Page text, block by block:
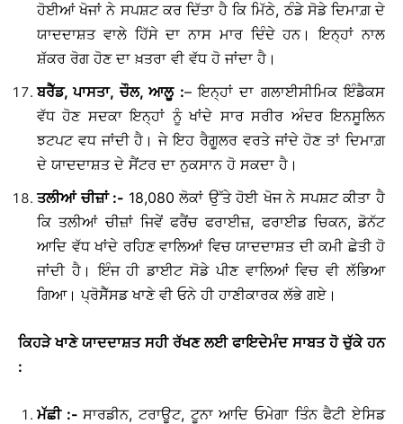
ਹੋਈਆਂ ਖੋਜਾਂ ਨੇ ਸਪਸ਼ਟ ਕਰ ਦਿੱਤਾ ਹੈ ਕਿ ਮਿੱਠੇ, ਠੰਡੇ ਸੋਡੇ ਦਿਮਾਗ਼ ਦੇ
ਯਾਦਦਾਸ਼ਤ ਵਾਲੇ ਹਿੱਸੇ ਦਾ ਨਾਸ ਮਾਰ ਦਿੰਦੇ ਹਨ। ਇਨ੍ਹਾਂ ਨਾਲ
ਸ਼ੱਕਰ ਰੋਗ ਹੋਣ ਦਾ ਖ਼ਤਰਾ ਵੀ ਵੱਧ ਹੋ ਜਾਂਦਾ ਹੈ।
ਬਰੈੱਡ,ਪਾਸਤਾ, ਚੌਲ,ਆਲੂ:– ਇਨ੍ਹਾਂ ਦਾ ਗਲਾਈਸੀਮਿਕ ਇੰਡੈਕਸ
ਵੱਧ ਹੋਣ ਸਦਕਾ ਇਨ੍ਹਾਂ ਨੂੰ ਖਾਂਦੇ ਸਾਰ ਸਰੀਰ ਅੰਦਰ ਇਨਸੂਲਿਨ
ਝਟਪਟ ਵਧ ਜਾਂਦੀ ਹੈ। ਜੇ ਇਹ ਰੈਗੂਲਰ ਵਰਤੇ ਜਾਂਦੇ ਹੋਣ ਤਾਂ ਦਿਮਾਗ਼
ਦੇ ਯਾਦਦਾਸ਼ਤ ਦੇ ਸੈਂਟਰ ਦਾ ਨੁਕਸਾਨ ਹੋ ਸਕਦਾ ਹੈ।
ਤਲੀਆਂ ਚੀਜ਼ਾਂ:- 18,080 ਲੋਕਾਂ ਉੱਤੇ ਹੋਈ ਖੋਜ ਨੇ ਸਪਸ਼ਟ ਕੀਤਾ ਹੈ
ਕਿ ਤਲੀਆਂ ਚੀਜ਼ਾਂ ਜਿਵੇਂ ਫਰੈਂਚ ਫਰਾਈਜ਼, ਫਰਾਈਡ ਚਿਕਨ, ਡੋਨੱਟ
ਆਦਿ ਵੱਧ ਖਾਂਦੇ ਰਹਿਣ ਵਾਲਿਆਂ ਵਿਚ ਯਾਦਦਾਸ਼ਤ ਦੀ ਕਮੀ ਛੇਤੀ ਹੋ
ਜਾਂਦੀ ਹੈ। ਇੰਜ ਹੀ ਡਾਈਟ ਸੋਡੇ ਪੀਣ ਵਾਲਿਆਂ ਵਿਚ ਵੀ ਲੱਭਿਆ
ਗਿਆ। ਪ੍ਰੋਸੈੱਸਡ ਖਾਣੇ ਵੀ ਓਨੇ ਹੀ ਹਾਣੀਕਾਰਕ ਲੱਭੇ ਗਏ।
ਕਿਹੜੇ ਖਾਣੇ ਯਾਦਦਾਸ਼ਤ ਸਹੀ ਰੱਖਣ ਲਈ ਫਾਇਦੇਮੰਦ ਸਾਬਤ ਹੋ ਚੁੱਕੇ ਹਨ
:
ਮੱਛੀ:-ਸਾਰਡੀਨ, ਟਰਾਊਟ, ਟੂਨਾ ਆਦਿ ਓਮੇਗਾ ਤਿੰਨ ਫੈਟੀ ਏਸਿਡ